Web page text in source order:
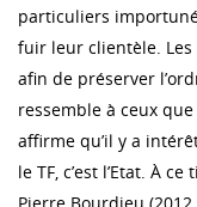
particuliers
fuir leur clientèle.
afin de préserver
ressemble à ceux
affirme qu’il y a
le TF, c’est l’Etat. À